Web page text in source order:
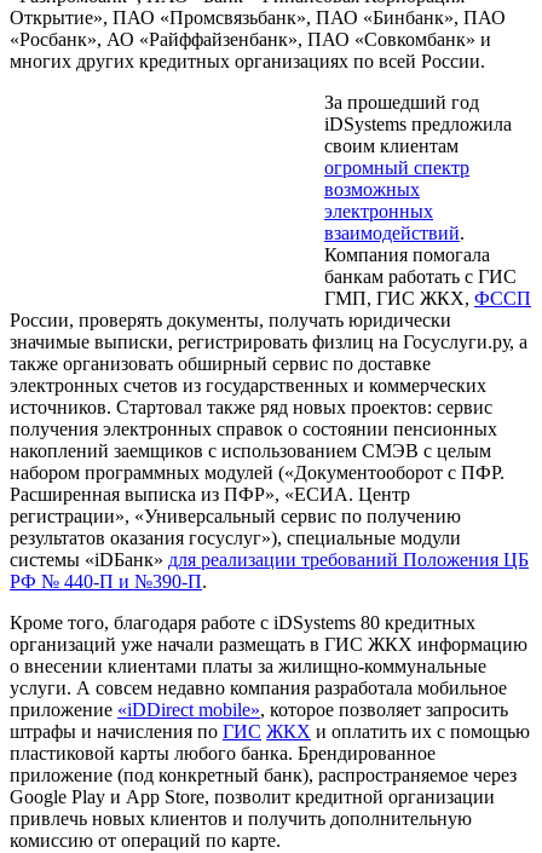
Открытие», ПАО «Промсвязьбанк», ПАО «Бинбанк», ПАО
«Росбанк», АО «Райффайзенбанк», ПАО «Совкомбанк» и
многих других кредитных организациях по всей России.
За прошедший год
iDSystems предложила
своим клиентам
огромный спектр
возможных
электронных
взаимодействий.
Компания помогала
банкам работать с ГИС
ГМП, ГИС ЖКХ, ФССП
России, проверять документы, получать юридически
значимые выписки, регистрировать физлиц на Госуслуги.ру, а
также организовать обширный сервис по доставке
электронных счетов из государственных и коммерческих
источников. Стартовал также ряд новых проектов: сервис
получения электронных справок о состоянии пенсионных
накоплений заемщиков с использованием СМЭВ с целым
набором программных модулей («Документооборот с ПФР.
Расширенная выписка из ПФР», «ЕСИА. Центр
регистрации», «Универсальный сервис по получению
результатов оказания госуслуг»), специальные модули
системы «iDБанк» для реализации требований Положения ЦБ
РФ № 440-П и №390-П.
Кроме того, благодаря работе с iDSystems 80 кредитных
организаций уже начали размещать в ГИС ЖКХ информацию
о внесении клиентами платы за жилищно-коммунальные
услуги. А совсем недавно компания разработала мобильное
приложение «iDDirect mobile», которое позволяет запросить
штрафы и начисления по ГИС ЖКХ и оплатить их с помощью
пластиковой карты любого банка. Брендированное
приложение (под конкретный банк), распространяемое через
Google Play и App Store, позволит кредитной организации
привлечь новых клиентов и получить дополнительную
комиссию от операций по карте.